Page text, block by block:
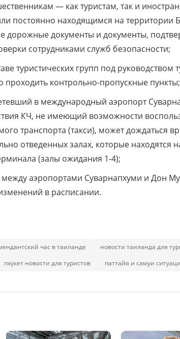
— как туристам, так и
постоянно находящимся на территории
дорожные документы и документы,
сотрудниками служб безопасности;
туристических групп под руководством
проходить контрольно-пропускные пункты;
в международный аэропорт
КЧ, не имеющий возможности
транспорта (такси), может дождаться
отведенных залах, которые находятся
(залы ожидания 1-4);
аэропортами Суварнапхуми и Дон
в расписании.
час в таиланде
новости таиланда для
пхукет новости для туристов паттайя и самуи